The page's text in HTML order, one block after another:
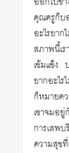
คุณครูก็บ
อะไรยา
สภาพนี้เ
เข้มแข็ง
ยากอะไ
ก็หมายค
เขาจมอ
การเสพ
ความสุข